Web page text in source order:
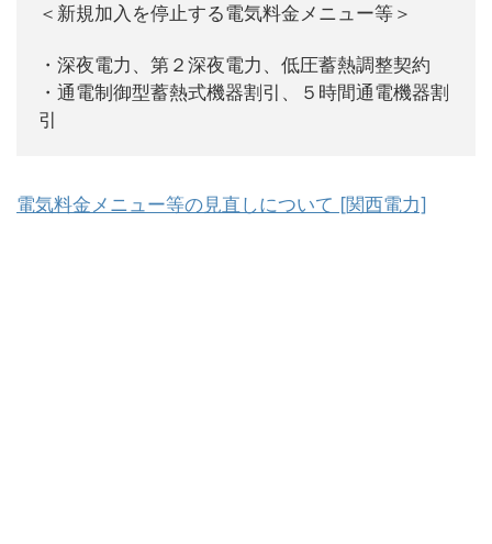
＜新規加入を停止する電気料金メニュー等＞
・深夜電力、第２深夜電力、低圧蓄熱調整契約
・通電制御型蓄熱式機器割引、５時間通電機器割
引
電気料金メニュー等の見直しについて [関西電力]